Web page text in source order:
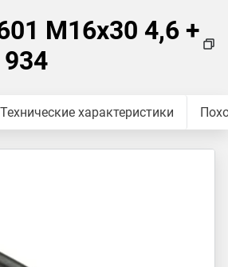
M16x30 4,6 +
934
Технические характеристики